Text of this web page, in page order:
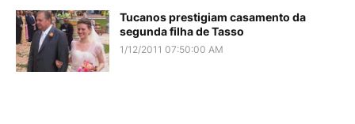
Tucanos prestigiam casamento da
segunda filha de Tasso
1/12/2011 07:50:00 AM